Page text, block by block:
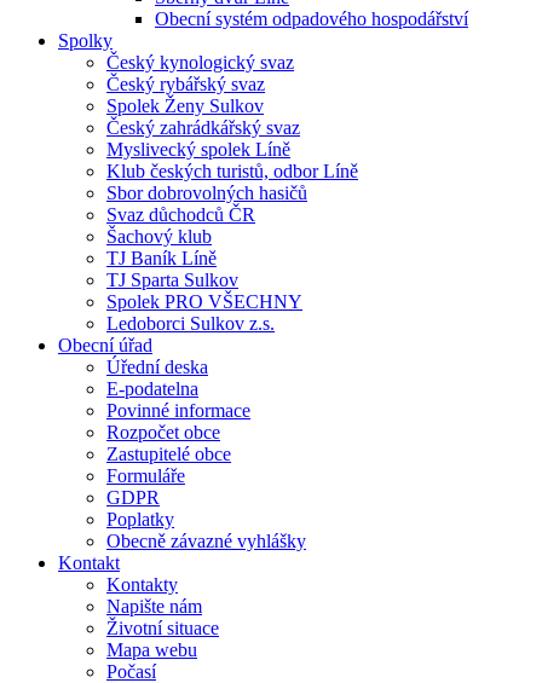
Obecní systém odpadového hospodářství
Spolky
Český kynologický svaz
Český rybářský svaz
Spolek Ženy Sulkov
Český zahrádkářský svaz
Myslivecký spolek Líně
Klub českých turistů, odbor Líně
Sbor dobrovolných hasičů
Svaz důchodců ČR
Šachový klub
TJ Baník Líně
TJ Sparta Sulkov
Spolek PRO VŠECHNY
Ledoborci Sulkov z.s.
Obecní úřad
Úřední deska
E-podatelna
Povinné informace
Rozpočet obce
Zastupitelé obce
Formuláře
GDPR
Poplatky
Obecně závazné vyhlášky
Kontakt
Kontakty
Napište nám
Životní situace
Mapa webu
Počasí